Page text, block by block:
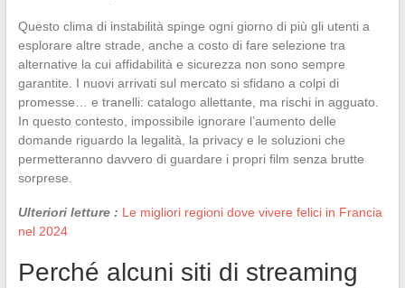
Questo clima di instabilità spinge ogni giorno di più gli utenti a
esplorare altre strade, anche a costo di fare selezione tra
alternative la cui affidabilità e sicurezza non sono sempre
garantite. I nuovi arrivati sul mercato si sfidano a colpi di
promesse… e tranelli: catalogo allettante, ma rischi in agguato.
In questo contesto, impossibile ignorare l’aumento delle
domande riguardo la legalità, la privacy e le soluzioni che
permetteranno davvero di guardare i propri film senza brutte
sorprese.
Ulteriori letture : Le migliori regioni dove vivere felici in Francia
nel 2024
Perché alcuni siti di streaming